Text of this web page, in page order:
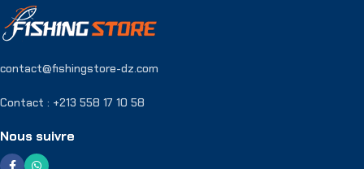
contact@fishingstore-dz.com
Contact : +213 558 17 10 58
Nous suivre